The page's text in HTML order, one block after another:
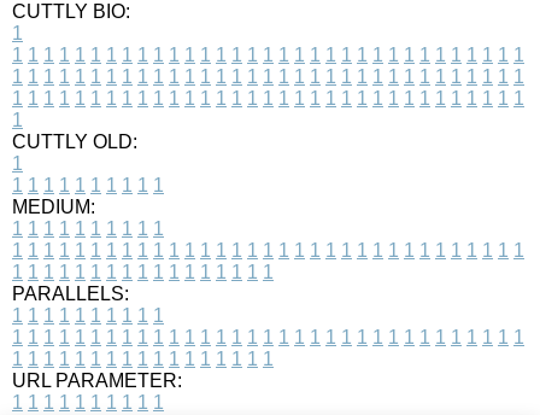
CUTTLY BIO:
1
1 1 1 1 1 1 1 1 1 1 1 1 1 1 1 1 1 1 1 1 1 1 1 1 1 1 1 1 1 1 1 1 1
1 1 1 1 1 1 1 1 1 1 1 1 1 1 1 1 1 1 1 1 1 1 1 1 1 1 1 1 1 1 1 1 1
1 1 1 1 1 1 1 1 1 1 1 1 1 1 1 1 1 1 1 1 1 1 1 1 1 1 1 1 1 1 1 1 1
1
CUTTLY OLD:
1
1 1 1 1 1 1 1 1 1 1
MEDIUM:
1 1 1 1 1 1 1 1 1 1
1 1 1 1 1 1 1 1 1 1 1 1 1 1 1 1 1 1 1 1 1 1 1 1 1 1 1 1 1 1 1 1 1
1 1 1 1 1 1 1 1 1 1 1 1 1 1 1 1 1
PARALLELS:
1 1 1 1 1 1 1 1 1 1
1 1 1 1 1 1 1 1 1 1 1 1 1 1 1 1 1 1 1 1 1 1 1 1 1 1 1 1 1 1 1 1 1
1 1 1 1 1 1 1 1 1 1 1 1 1 1 1 1 1
URL PARAMETER:
1 1 1 1 1 1 1 1 1 1